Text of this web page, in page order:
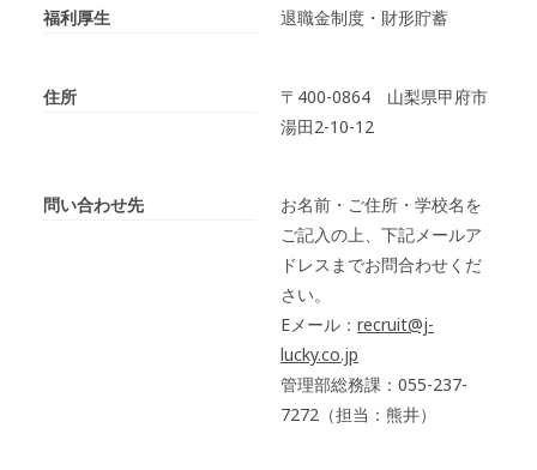
福利厚生 退職金制度・財形貯蓄
住所
〒400-0864 山梨県甲府市
湯田2-10-12
問い合わせ先
お名前・ご住所・学校名を
ご記入の上、下記メールア
ドレスまでお問合わせくだ
さい。
Eメール： recruit@j-
lucky.co.jp
管理部総務課：055-237-
7272（担当： 熊井）